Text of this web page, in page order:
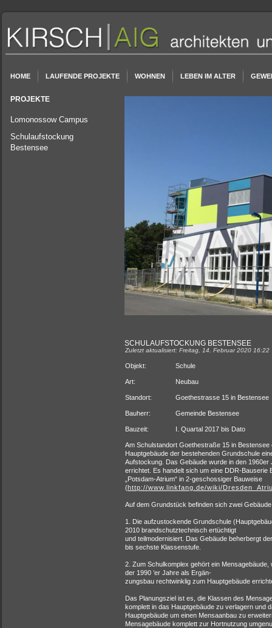
HOME LAUFENDE PROJEKTE WOHNEN LEBEN IM ALTER
PROJEKTE
Lomonossow Campus
Schulaufstockung
Bestensee
SCHULAUFSTOCKUNG BESTENSEE
Zuletzt aktualisiert: Freitag, 14. Februar 2020 16:22
Objekt: Schule
Art: Neubau
Standort: Goethestrasse 15 in Bestensee
Bauherr: Gemeinde Bestensee
Bauzeit: I. Quartal 2017 bis Dato
Am Schulstandort Goethestraße 15 in Bestensee
Hauptgebäude der bestehenden Grundschule
Aufstockung. Das Gebäude wurde in den 1960er
errichtet. Es handelt sich um eine DDR-Bauserie
„Potsdam-Atrium“ in 2-geschossiger Bauweise
(http://www.linkfang.de/wiki/
Auf dem Grundstück befinden sich zwei
1. Die aufzustockende Grundschule
2010 brandschutztechnisch ertüchtigt
und teilmodernisiert. Das Gebäude beherbergt
bis sechste Klassenstufe.
2. Zum Schulkomplex gehört ein Mensagebäude,
der 1990 ’er Jahre als Ergän-
zungsbau rechtwinklig zum Hauptgebäude
Das Planungsziel ist es, die Klassen des
komplett in das Hauptgebäude zu verlagern und
Hauptgebäude um einen Mensaanbau zu
Mensagebäude komplett zur Hortnutzung